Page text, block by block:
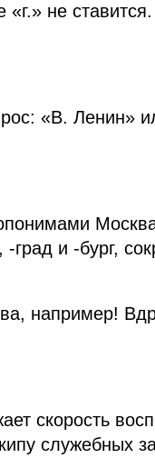
«г.» не ставится.
«В. Ленин»
и ‑бург,
например!
скорость
служебных